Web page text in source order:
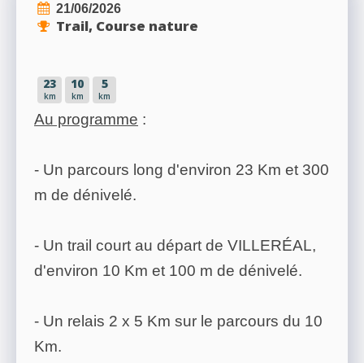
21/06/2026
Trail, Course nature
23
km
10
km
5
km
Au programme :
- Un parcours long d'environ 23 Km et 300
m de dénivelé.
- Un trail court au départ de VILLERÉAL,
d'environ 10 Km et 100 m de dénivelé.
- Un relais 2 x 5 Km sur le parcours du 10
Km.